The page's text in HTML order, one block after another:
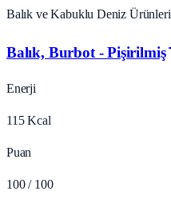
Balık ve Kabuklu Deniz Ürünleri
Balık, Burbot - Pişirilmiş
Enerji
115 Kcal
Puan
100 / 100